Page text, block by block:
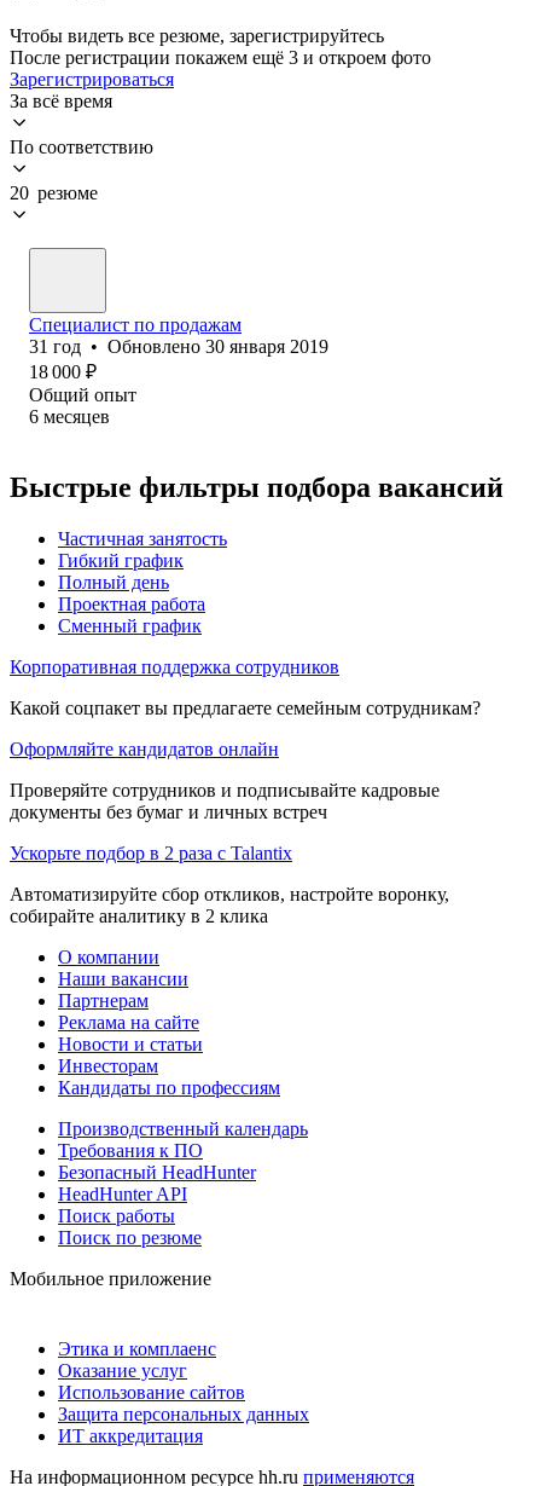
Чтобы видеть все резюме, зарегистрируйтесь
После регистрации покажем ещё 3 и откроем фото
Зарегистрироваться
За всё время
По соответствию
20 резюме
Специалист по продажам
31 год • Обновлено 30 января 2019
18 000 ₽
Общий опыт
6 месяцев
Быстрые фильтры подбора вакансий
Частичная занятость
Гибкий график
Полный день
Проектная работа
Сменный график
Корпоративная поддержка сотрудников
Какой соцпакет вы предлагаете семейным сотрудникам?
Оформляйте кандидатов онлайн
Проверяйте сотрудников и подписывайте кадровые
документы без бумаг и личных встреч
Ускорьте подбор в 2 раза с Talantix
Автоматизируйте сбор откликов, настройте воронку,
собирайте аналитику в 2 клика
О компании
Наши вакансии
Партнерам
Реклама на сайте
Новости и статьи
Инвесторам
Кандидаты по профессиям
Производственный календарь
Требования к ПО
Безопасный HeadHunter
HeadHunter API
Поиск работы
Поиск по резюме
Мобильное приложение
Этика и комплаенс
Оказание услуг
Использование сайтов
Защита персональных данных
ИТ аккредитация
На информационном ресурсе hh.ru применяются